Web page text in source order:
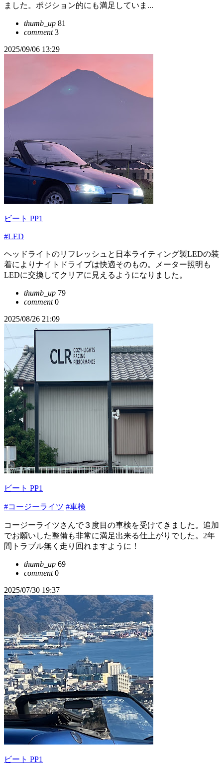
ました。ポジション的にも満足していま...
thumb_up 81
comment3
2025/09/06 13:29
ビート PP1
#LED
ヘッドライトのリフレッシュと日本ライティング製LEDの装
着によりナイトドライブは快適そのもの。メーター照明も
LEDに交換してクリアに見えるようになりました。
thumb_up 79
comment0
2025/08/26 21:09
ビート PP1
#コージーライツ #車検
コージーライツさんで３度目の車検を受けてきました。追加
でお願いした整備も非常に満足出来る仕上がりでした。2年
間トラブル無く走り回れますように！
thumb_up 69
comment0
2025/07/30 19:37
ビート PP1